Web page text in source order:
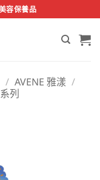
容保養品
/ AVENE 雅漾 /
列